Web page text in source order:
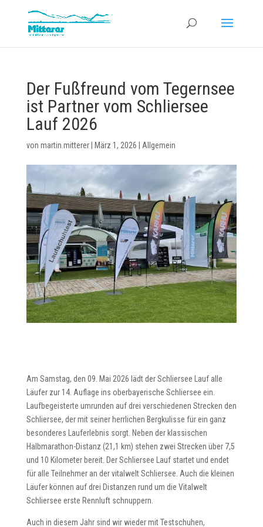
Der Fußfreund vom Tegernsee
ist Partner vom Schliersee
Lauf 2026
von martin.mitterer| März 1, 2026 Allgemein
Am Samstag, den 09. Mai 2026 lädt der Schliersee Lauf alle
Läufer zur 14. Auflage ins oberbayerische Schliersee ein.
Laufbegeisterte umrunden auf drei verschiedenen Strecken den
Schliersee, der mit seiner herrlichen Bergkulisse für ein ganz
besonderes Lauferlebnis sorgt. Neben der klassischen
Halbmarathon-Distanz (21,1 km) stehen zwei Strecken über 7,5
und 10 Kilometer bereit. Der Schliersee Lauf startet und endet
für alle Teilnehmer an der vitalwelt Schliersee. Auch die kleinen
Läufer können auf drei Distanzen rund um die Vitalwelt
Schliersee erste Rennluft schnuppern.
Auch in diesem Jahr sind wir wieder mit Testschuhen,